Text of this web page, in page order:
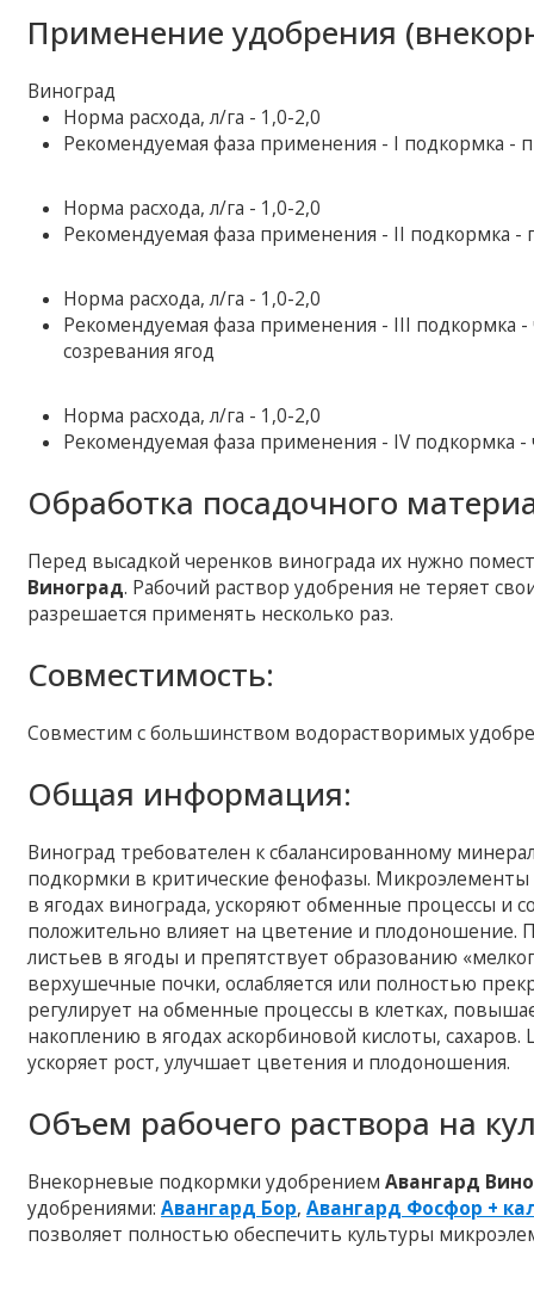
Применение удобрения
Виноград
Норма расхода, л/га - 1,0-2,0
Рекомендуемая фаза применения - І подкормка -
Норма расхода, л/га - 1,0-2,0
Рекомендуемая фаза применения - II подкормка -
Норма расхода, л/га - 1,0-2,0
Рекомендуемая фаза применения - III подкормка
созревания ягод
Норма расхода, л/га - 1,0-2,0
Рекомендуемая фаза применения - IV подкормка -
Обработка посадочного
Перед высадкой черенков винограда их нужно
Виноград. Рабочий раствор удобрения не теряет
разрешается применять несколько раз.
Совместимость:
Совместим с большинством водорастворимых
Общая информация:
Виноград требователен к сбалансированному
подкормки в критические фенофазы.
в ягодах винограда, ускоряют обменные процессы и
положительно влияет на цветение и
листьев в ягоды и препятствует образованию
верхушечные почки, ослабляется или полностью
регулирует на обменные процессы в клетках,
накоплению в ягодах аскорбиновой кислоты,
ускоряет рост, улучшает цветения и плодоношения.
Объем рабочего раствора на
Внекорневые подкормки удобрениемАвангард
удобрениями:Авангард Бор,Авангард Фосфор +
позволяет полностью обеспечить культуры